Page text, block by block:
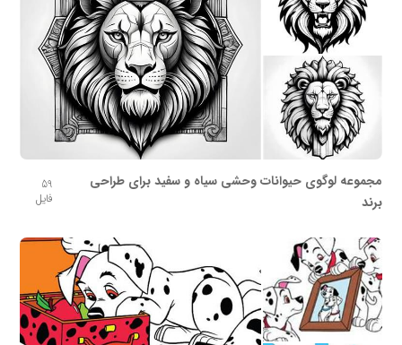
مجموعه لوگوی حیوانات وحشی سیاه و سفید برای طراحی
برند
59
فایل